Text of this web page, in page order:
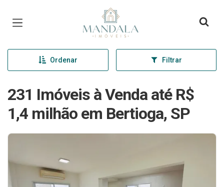
Página inicial
Ordenar Filtrar
231 Imóveis à Venda até R$
1,4 milhão em Bertioga, SP